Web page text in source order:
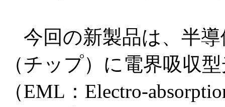
今回の新製品は、半
（チップ）に電界吸収
（EML：Electro-